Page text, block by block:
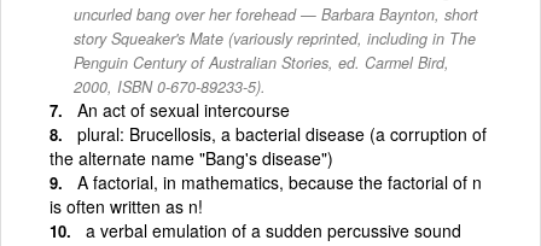
uncurled bang over her forehead — Barbara Baynton, short
story Squeaker's Mate (variously reprinted, including in The
Penguin Century of Australian Stories, ed. Carmel Bird,
2000, ISBN 0-670-89233-5).
An act of sexual intercourse
plural: Brucellosis, a bacterial disease (a corruption of
the alternate name "Bang's disease")
A factorial, in mathematics, because the factorial of n
is often written as n!
a verbal emulation of a sudden percussive sound